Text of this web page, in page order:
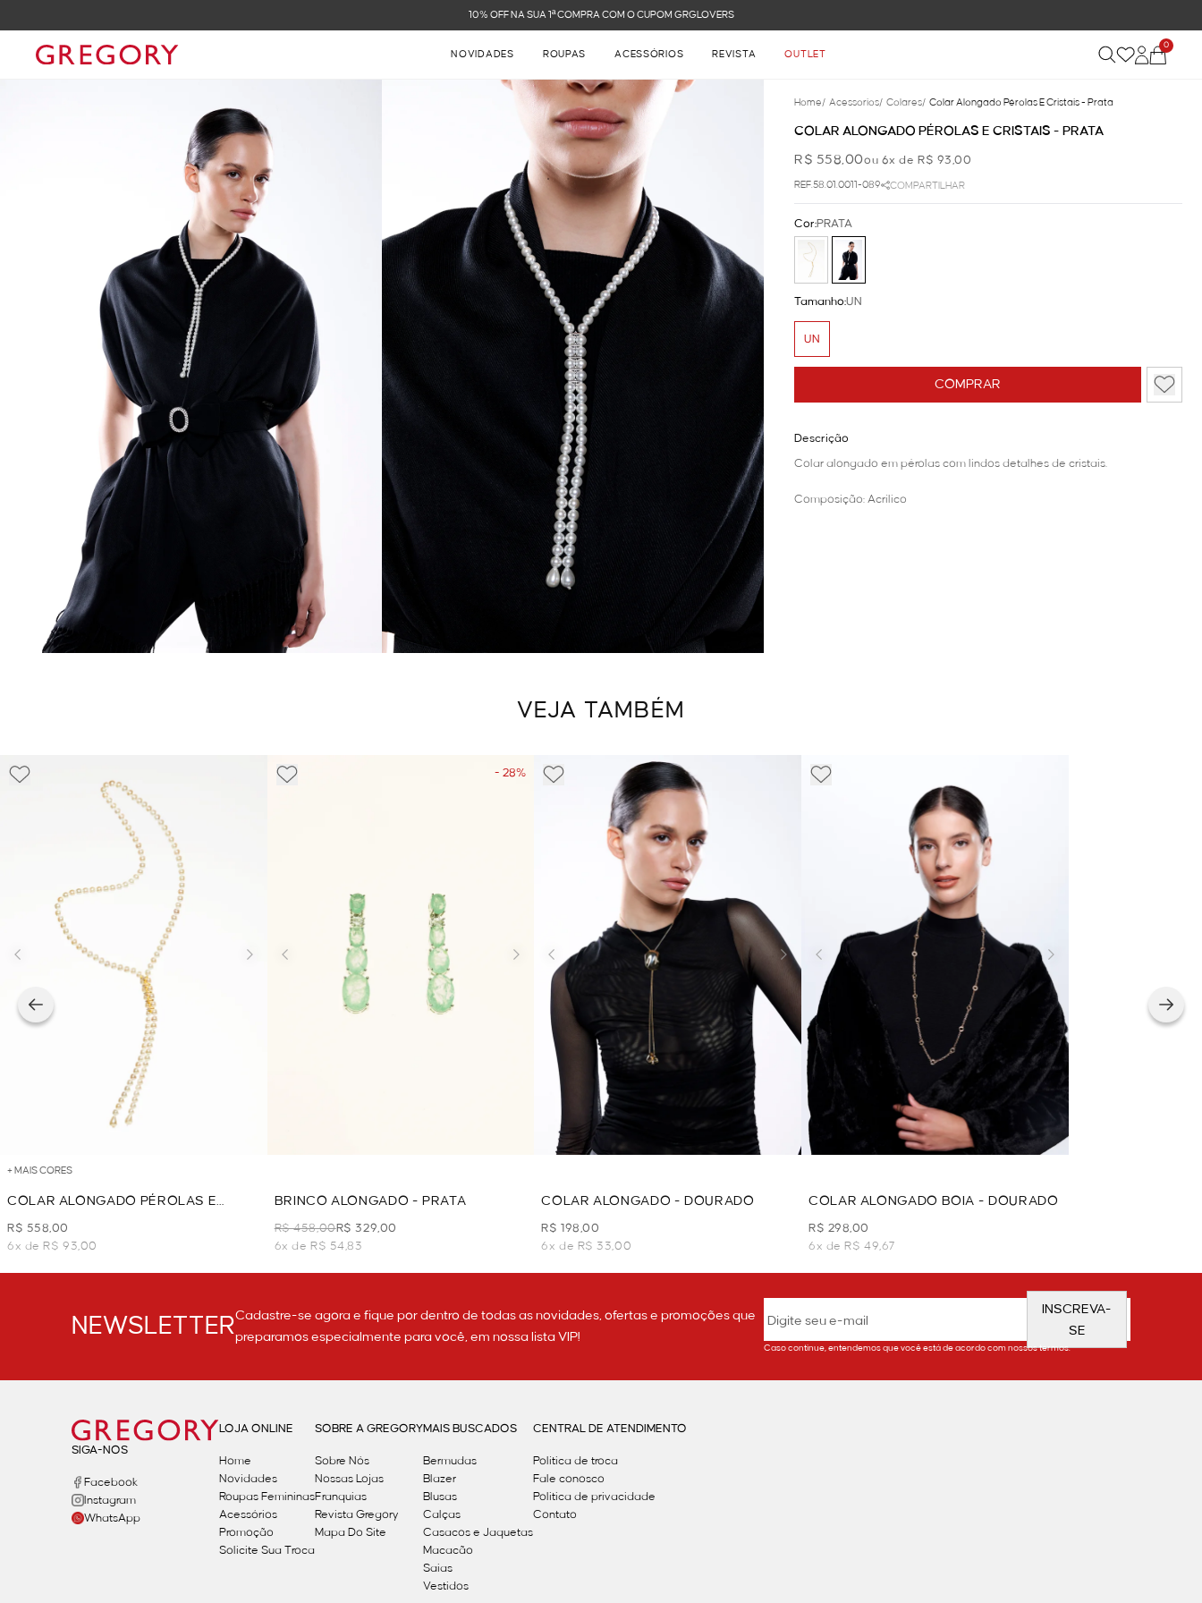
10% OFF NA SUA 1ª COMPRA COM O CUPOM GRGLOVERS
NOVIDADES ROUPAS ACESSÓRIOS REVISTA OUTLET
0
Home/ Acessorios/ Colares/ Colar Alongado Pérolas E Cristais - Prata
COLAR ALONGADO PÉROLAS E CRISTAIS - PRATA
R$ 558,00ou 6x de R$ 93,00
REF.58.01.0011-089 COMPARTILHAR
COMPRAR
Cor:PRATA
Tamanho:UN
UN
Descrição
Colar alongado em pérolas com lindos detalhes de cristais.
Composição: Acrílico
VEJA TAMBÉM
+ MAIS CORES
COLAR ALONGADO PÉROLAS E
CRISTAIS - DOURADO
R$ 558,00
6x de R$ 93,00
- 28%
BRINCO ALONGADO - PRATA
R$ 458,00R$ 329,00
6x de R$ 54,83
COLAR ALONGADO - DOURADO
R$ 198,00
6x de R$ 33,00
COLAR ALONGADO BOIA - DOURADO
R$ 298,00
6x de R$ 49,67
NEWSLETTERCadastre-se agora e fique por dentro de todas as novidades, ofertas e promoções que
preparamos especialmente para você, em nossa lista VIP!
INSCREVA-
SE
Caso continue, entendemos que você está de acordo com nossos termos.
SIGA-NOS
Facebook
Instagram
WhatsApp
LOJA ONLINE
Home
Novidades
Roupas Femininas
Acessórios
Promoção
Solicite Sua Troca
SOBRE A GREGORY
Sobre Nós
Nossas Lojas
Franquias
Revista Gregory
Mapa Do Site
MAIS BUSCADOS
Bermudas
Blazer
Blusas
Calças
Casacos e Jaquetas
Macacão
Saias
Vestidos
CENTRAL DE ATENDIMENTO
Política de troca
Fale conosco
Politica de privacidade
Contato